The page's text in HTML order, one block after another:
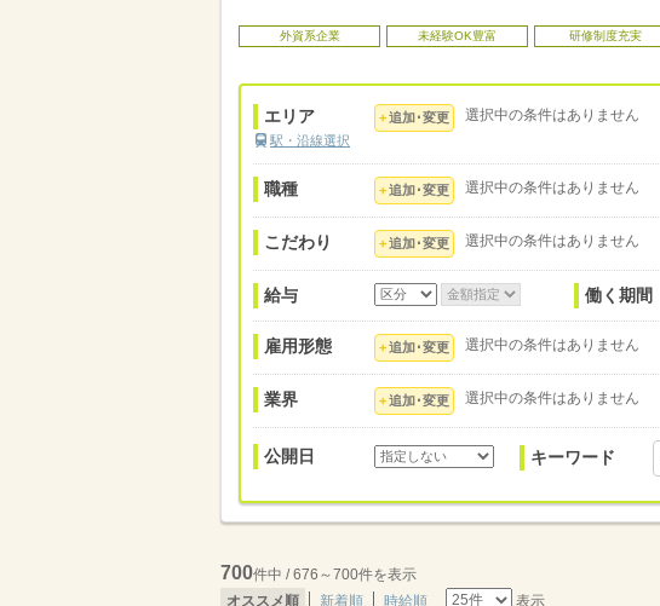
外資系企業 未経験OK豊富 研修制度充実
エリア
駅・沿線選択
追加･変更 選択中の条件はありません
職種 追加･変更 選択中の条件はありません
こだわり 追加･変更 選択中の条件はありません
給与 働く期間
雇用形態 追加･変更 選択中の条件はありません
業界 追加･変更 選択中の条件はありません
公開日 キーワード
700件中 / 676～700件を表示
オススメ順
新着順 時給順 表示